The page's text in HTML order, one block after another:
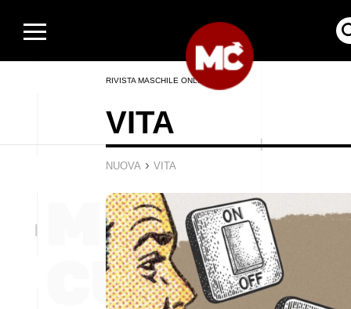
RIVISTA MASCHILE ONLINE
VITA
NUOVA › VITA